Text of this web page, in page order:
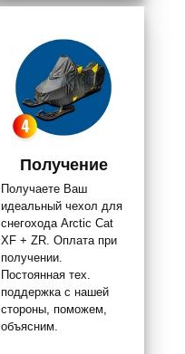
Получение
Получаете Ваш
идеальный чехол для
снегохода Arctic Cat
XF + ZR. Оплата при
получении.
Постоянная тех.
поддержка с нашей
стороны, поможем,
объясним.